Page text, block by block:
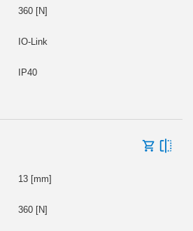
360 [N]
IO-Link
IP40
13 [mm]
360 [N]